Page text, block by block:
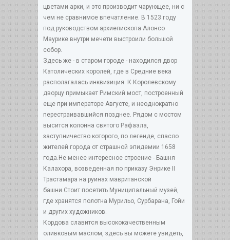
цветами арки, и это производит чарующее, ни с
чем не сравнимое впечатление. В 1523 году
под руководством архиепископа Алонсо
Маурике внутри мечети выстроили большой
собор.
Здесь же - в старом городе - находился двор
Католических королей, где в Средние века
располагалась инквизиция. К Королевскому
дворцу примыкает Римский мост, построенный
еще при императоре Августе, и неоднократно
перестраивавшийся позднее. Рядом с мостом
высится колонна святого Рафаэла,
заступничество которого, по легенде, спасло
жителей города от страшной эпидемии 1658
года.Не менее интересное строение - Башня
Калахора, возведенная по приказу Энрике II
Трастамара на руинах мавританской
башни.Стоит посетить Муниципальный музей,
где хранятся полотна Мурильо, Сурбарана, Гойи
и других художников.
Кордова славится высококачественным
оливковым маслом, здесь вы можете увидеть,